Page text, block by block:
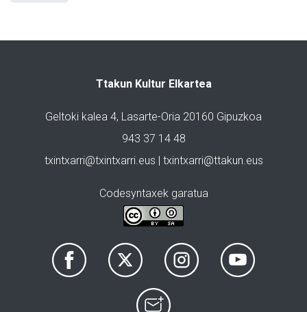
Ttakun Kultur Elkartea
Geltoki kalea 4, Lasarte-Oria 20160 Gipuzkoa
943 37 14 48
txintxarri@txintxarri.eus | txintxarri@ttakun.eus
Codesyntaxek garatua